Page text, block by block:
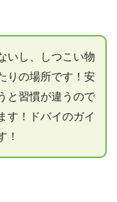
いし、しつこい物
りの場所です！安
と習慣が違うので
す！ドバイのガイ
！